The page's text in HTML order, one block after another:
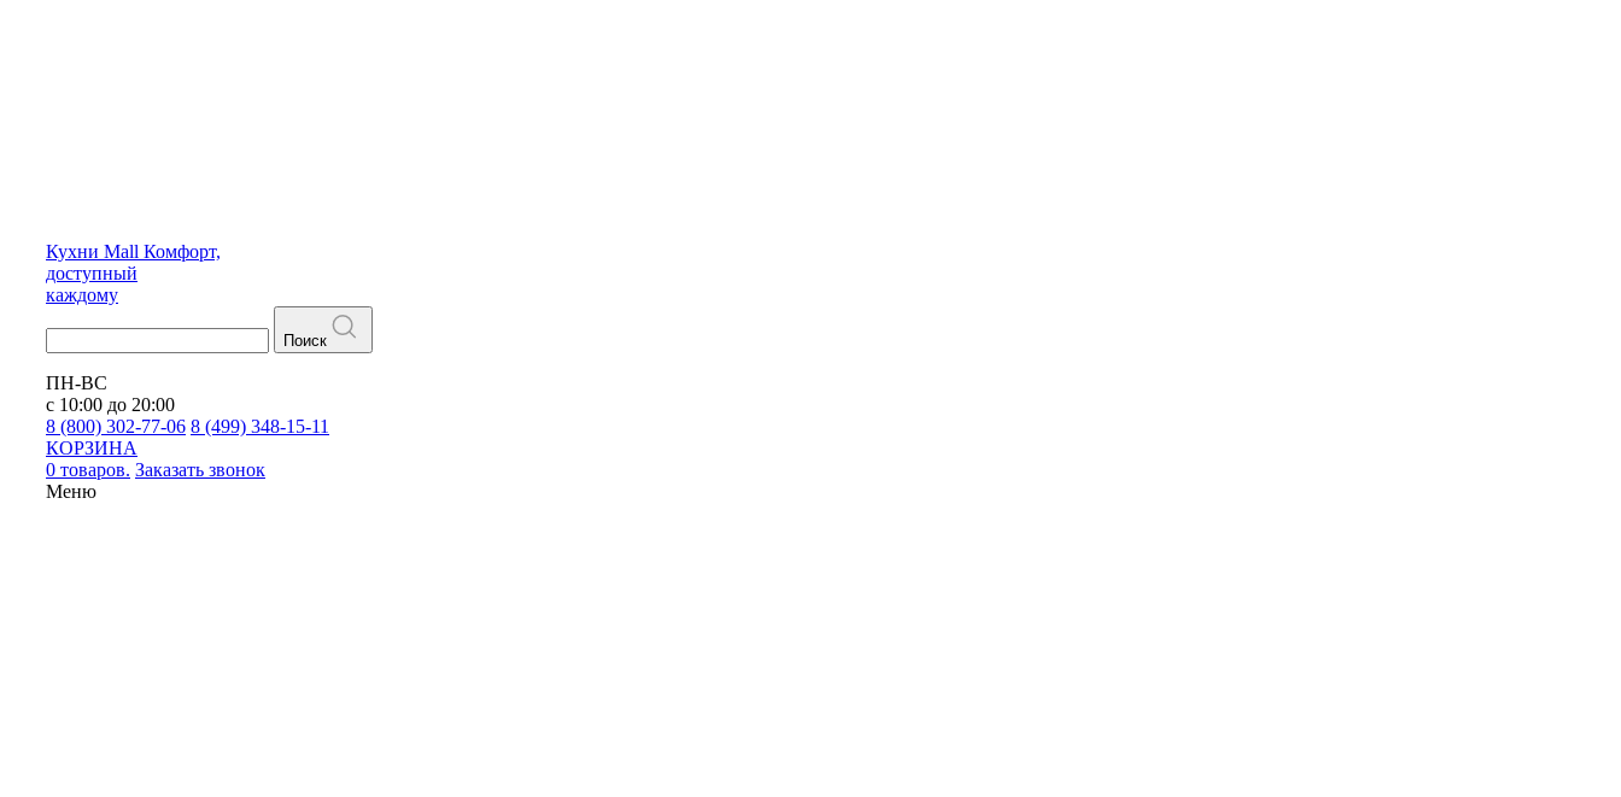
Кухни Mall Комфорт,
доступный
каждому
Поиск
ПН-ВС
с 10:00 до 20:00
8 (800) 302-77-06 8 (499) 348-15-11
КОРЗИНА
0 товаров. Заказать звонок
Меню